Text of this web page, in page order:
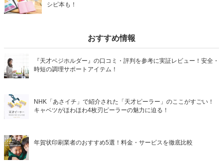
シピ本も！
おすすめ情報
『天才ベジホルダー』の口コミ・評判を参考に実証レビュー！安全・
時短の調理サポートアイテム！
NHK「あさイチ」で紹介された「天才ピーラー」のここがすごい！
キャベツがほわほわ4枚刃ピーラーの魅力に迫る！
年賀状印刷業者のおすすめ5選！料金・サービスを徹底比較